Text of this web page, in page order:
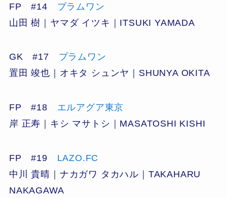
FP #14 プラムワン
山田 樹｜ヤマダ イツキ｜ITSUKI YAMADA
GK #17 プラムワン
置田 竣也｜オキタ シュンヤ｜SHUNYA OKITA
FP #18 エルアグア東京
岸 正寿｜キシ マサトシ｜MASATOSHI KISHI
FP #19 LAZO.FC
中川 貴晴｜ナカガワ タカハル｜TAKAHARU
NAKAGAWA